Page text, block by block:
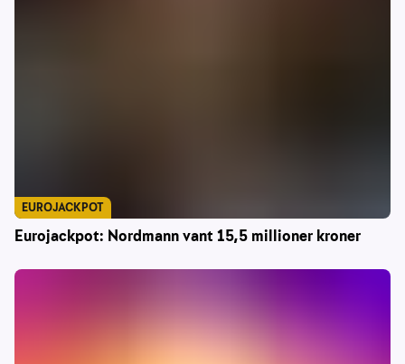
Eurojackpot: Nordmann vant 15,5 millioner kroner
EUROJACKPOT